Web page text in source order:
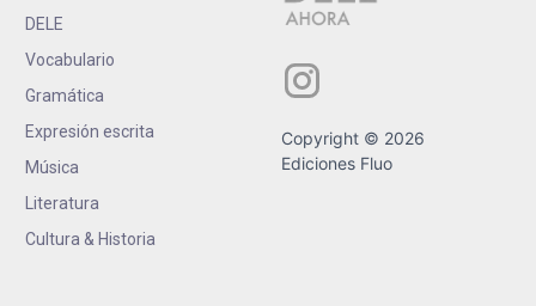
DELE
Vocabulario
Gramática
Expresión escrita
Música
Literatura
Cultura & Historia
Copyright © 2026
Ediciones Fluo